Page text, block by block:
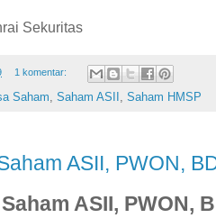
Sekuritas
1 komentar:
Saham Saham ASII Saham HMSP
ASII, PWON,
ASII, PWON,